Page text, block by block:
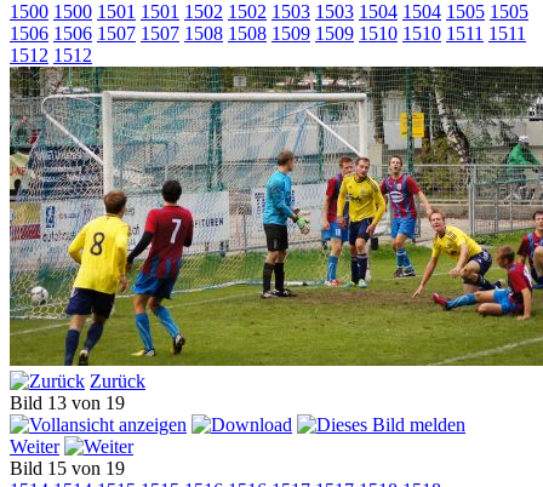
1500 1500 1501 1501 1502 1502 1503 1503 1504 1504 1505 1505
1506 1506 1507 1507 1508 1508 1509 1509 1510 1510 1511 1511
1512 1512
Zurück
Bild 13 von 19
Weiter
Bild 15 von 19